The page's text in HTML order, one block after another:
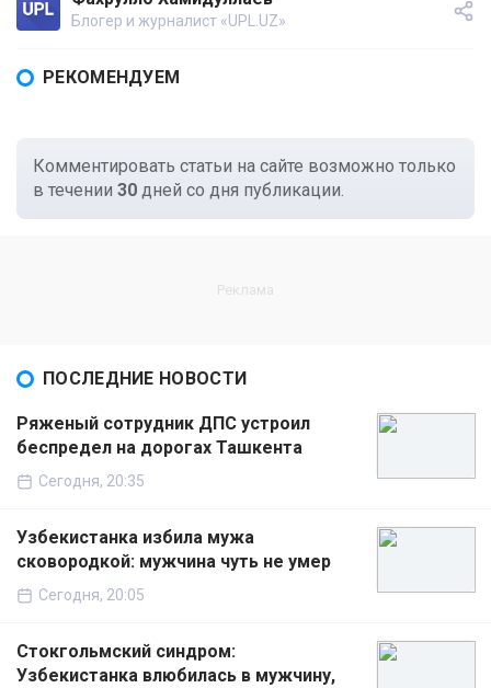
Блогер и журналист «UPL.UZ»
РЕКОМЕНДУЕМ
Комментировать статьи на сайте возможно только
в течении 30 дней со дня публикации.
ПОСЛЕДНИЕ НОВОСТИ
Ряженый сотрудник ДПС устроил
беспредел на дорогах Ташкента
Сегодня, 20:35
Узбекистанка избила мужа
сковородкой: мужчина чуть не умер
Сегодня, 20:05
Стокгольмский синдром:
Узбекистанка влюбилась в мужчину,